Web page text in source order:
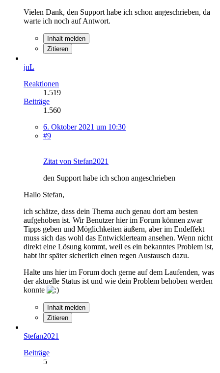
Vielen Dank, den Support habe ich schon angeschrieben, da
warte ich noch auf Antwort.
Inhalt melden
Zitieren
jnL
Reaktionen
1.519
Beiträge
1.560
6. Oktober 2021 um 10:30
#9
Zitat von Stefan2021
den Support habe ich schon angeschrieben
Hallo Stefan,
ich schätze, dass dein Thema auch genau dort am besten
aufgehoben ist. Wir Benutzer hier im Forum können zwar
Tipps geben und Möglichkeiten äußern, aber im Endeffekt
muss sich das wohl das Entwicklerteam ansehen. Wenn nicht
direkt eine Lösung kommt, weil es ein bekanntes Problem ist,
habt ihr später sicherlich einen regen Austausch dazu.
Halte uns hier im Forum doch gerne auf dem Laufenden, was
der aktuelle Status ist und wie dein Problem behoben werden
konnte
Inhalt melden
Zitieren
Stefan2021
Beiträge
5